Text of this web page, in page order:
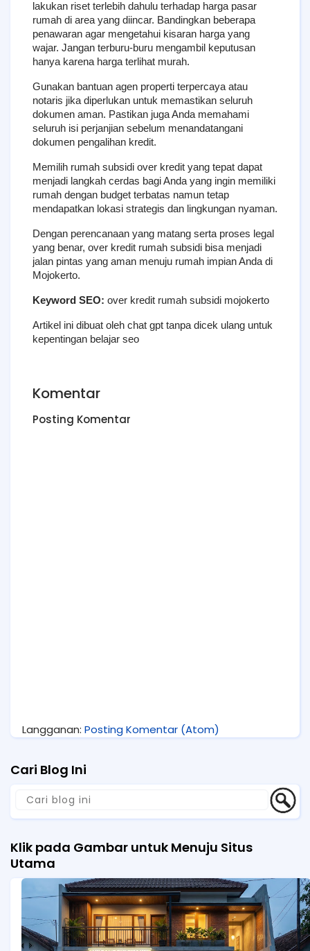
lakukan riset terlebih dahulu terhadap harga pasar
rumah di area yang diincar. Bandingkan beberapa
penawaran agar mengetahui kisaran harga yang
wajar. Jangan terburu-buru mengambil keputusan
hanya karena harga terlihat murah.
Gunakan bantuan agen properti terpercaya atau
notaris jika diperlukan untuk memastikan seluruh
dokumen aman. Pastikan juga Anda memahami
seluruh isi perjanjian sebelum menandatangani
dokumen pengalihan kredit.
Memilih rumah subsidi over kredit yang tepat dapat
menjadi langkah cerdas bagi Anda yang ingin memiliki
rumah dengan budget terbatas namun tetap
mendapatkan lokasi strategis dan lingkungan nyaman.
Dengan perencanaan yang matang serta proses legal
yang benar, over kredit rumah subsidi bisa menjadi
jalan pintas yang aman menuju rumah impian Anda di
Mojokerto.
Keyword SEO: over kredit rumah subsidi mojokerto
Artikel ini dibuat oleh chat gpt tanpa dicek ulang untuk
kepentingan belajar seo
Komentar
Posting Komentar
Langganan: Posting Komentar (Atom)
Cari Blog Ini
Klik pada Gambar untuk Menuju Situs
Utama